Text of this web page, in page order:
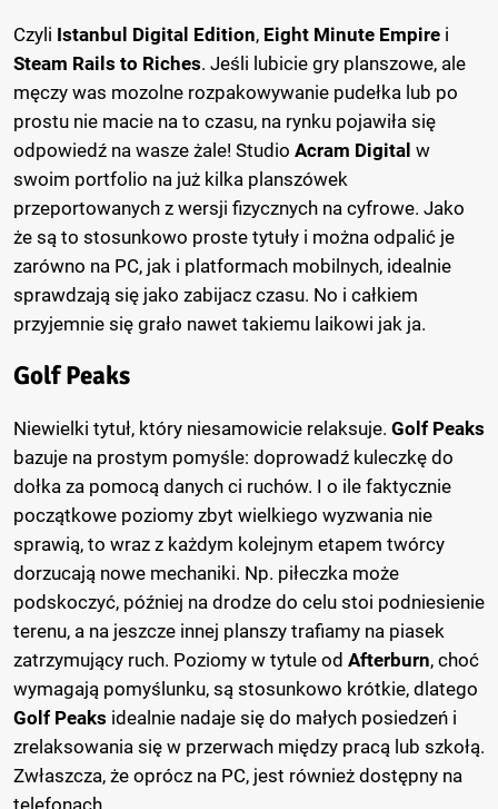
Czyli Istanbul Digital Edition, Eight Minute Empire i
Steam Rails to Riches. Jeśli lubicie gry planszowe, ale
męczy was mozolne rozpakowywanie pudełka lub po
prostu nie macie na to czasu, na rynku pojawiła się
odpowiedź na wasze żale! Studio Acram Digital w
swoim portfolio na już kilka planszówek
przeportowanych z wersji fizycznych na cyfrowe. Jako
że są to stosunkowo proste tytuły i można odpalić je
zarówno na PC, jak i platformach mobilnych, idealnie
sprawdzają się jako zabijacz czasu. No i całkiem
przyjemnie się grało nawet takiemu laikowi jak ja.
Golf Peaks
Niewielki tytuł, który niesamowicie relaksuje. Golf Peaks
bazuje na prostym pomyśle: doprowadź kuleczkę do
dołka za pomocą danych ci ruchów. I o ile faktycznie
początkowe poziomy zbyt wielkiego wyzwania nie
sprawią, to wraz z każdym kolejnym etapem twórcy
dorzucają nowe mechaniki. Np. piłeczka może
podskoczyć, później na drodze do celu stoi podniesienie
terenu, a na jeszcze innej planszy trafiamy na piasek
zatrzymujący ruch. Poziomy w tytule od Afterburn, choć
wymagają pomyślunku, są stosunkowo krótkie, dlatego
Golf Peaks idealnie nadaje się do małych posiedzeń i
zrelaksowania się w przerwach między pracą lub szkołą.
Zwłaszcza, że oprócz na PC, jest również dostępny na
telefonach.